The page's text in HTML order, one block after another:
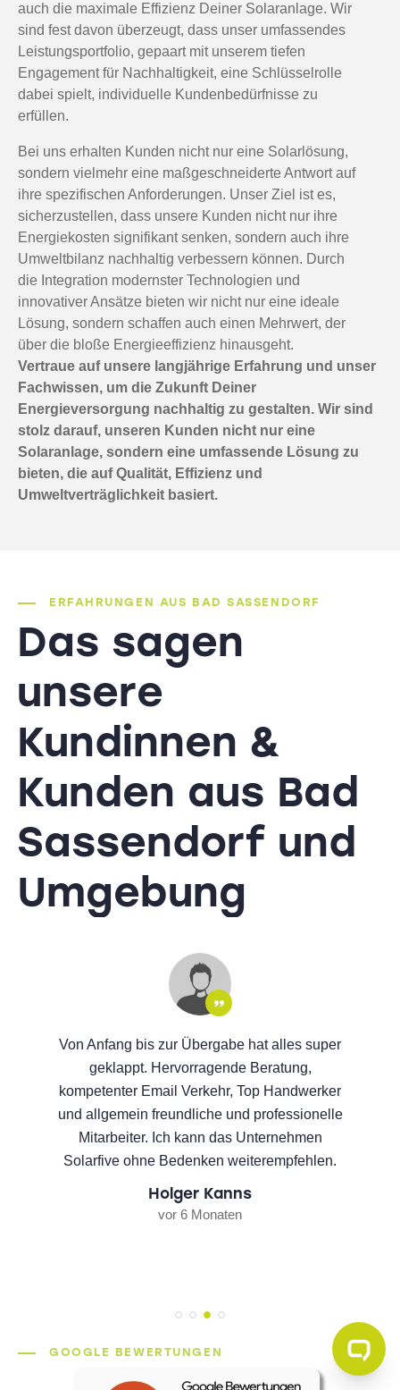
auch die maximale Effizienz Deiner Solaranlage. Wir
sind fest davon überzeugt, dass unser umfassendes
Leistungsportfolio, gepaart mit unserem tiefen
Engagement für Nachhaltigkeit, eine Schlüsselrolle
dabei spielt, individuelle Kundenbedürfnisse zu
erfüllen.
Bei uns erhalten Kunden nicht nur eine Solarlösung,
sondern vielmehr eine maßgeschneiderte Antwort auf
ihre spezifischen Anforderungen. Unser Ziel ist es,
sicherzustellen, dass unsere Kunden nicht nur ihre
Energiekosten signifikant senken, sondern auch ihre
Umweltbilanz nachhaltig verbessern können. Durch
die Integration modernster Technologien und
innovativer Ansätze bieten wir nicht nur eine ideale
Lösung, sondern schaffen auch einen Mehrwert, der
über die bloße Energieeffizienz hinausgeht.
Vertraue auf unsere langjährige Erfahrung und unser
Fachwissen, um die Zukunft Deiner
Energieversorgung nachhaltig zu gestalten. Wir sind
stolz darauf, unseren Kunden nicht nur eine
Solaranlage, sondern eine umfassende Lösung zu
bieten, die auf Qualität, Effizienz und
Umweltverträglichkeit basiert.
ERFAHRUNGEN AUS BAD SASSENDORF
Das sagen
unsere
Kundinnen &
Kunden aus Bad
Sassendorf und
Umgebung
Von Anfang bis zur Übergabe hat alles super
geklappt. Hervorragende Beratung,
kompetenter Email Verkehr, Top Handwerker
und allgemein freundliche und professionelle
Mitarbeiter. Ich kann das Unternehmen
Solarfive ohne Bedenken weiterempfehlen.
Holger Kanns
vor 6 Monaten
GOOGLE BEWERTUNGEN